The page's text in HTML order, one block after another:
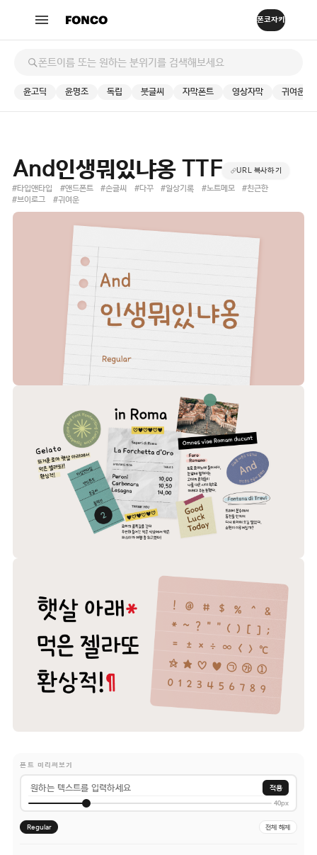
윤고딕 윤명조 독립 붓글씨 자막폰트 영상자막 귀여운
And인생뭐있냐옹 TTF URL 복사하기
#타입앤타입 #앤드폰트 #손글씨 #다꾸 #일상기록 #노트메모
#친근한
#브이로그
#귀여운
폰트 미리써보기
적용
40px
Regular 전체 해제